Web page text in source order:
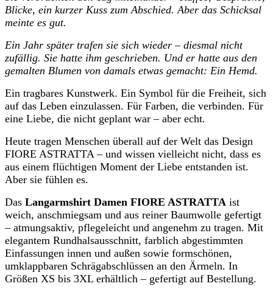
Blicke, ein kurzer Kuss zum Abschied. Aber das Schicksal
meinte es gut.
Ein Jahr später trafen sie sich wieder – diesmal nicht
zufällig. Sie hatte ihm geschrieben. Und er hatte aus den
gemalten Blumen von damals etwas gemacht: Ein Hemd.
Ein tragbares Kunstwerk. Ein Symbol für die Freiheit, sich
auf das Leben einzulassen. Für Farben, die verbinden. Für
eine Liebe, die nicht geplant war – aber echt.
Heute tragen Menschen überall auf der Welt das Design
FIORE ASTRATTA – und wissen vielleicht nicht, dass es
aus einem flüchtigen Moment der Liebe entstanden ist.
Aber sie fühlen es.
Das Langarmshirt Damen FIORE ASTRATTA ist
weich, anschmiegsam und aus reiner Baumwolle gefertigt
– atmungsaktiv, pflegeleicht und angenehm zu tragen. Mit
elegantem Rundhalsausschnitt, farblich abgestimmten
Einfassungen innen und außen sowie formschönen,
umklappbaren Schrägabschlüssen an den Ärmeln. In
Größen XS bis 3XL erhältlich – gefertigt auf Bestellung.